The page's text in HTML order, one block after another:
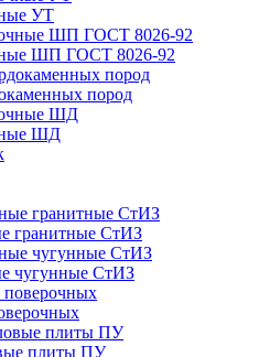
УТ
ШП ГОСТ 8026-92
пород
ШД
гранитные СтИЗ
чугунные СтИЗ
плиты ПУ